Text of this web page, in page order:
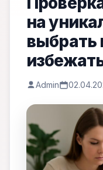
на
выбрать
Admin